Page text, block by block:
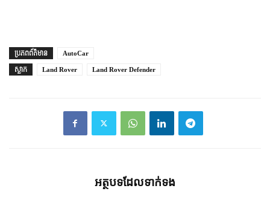
ប្រភព​ព័ត៌មាន
AutoCar
ស្លាក
Land Rover Land Rover Defender
អត្ថបទ​ដែល​ទាក់ទង